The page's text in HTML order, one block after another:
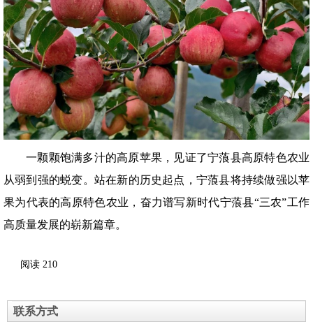
一颗颗饱满多汁的高原苹果，见证了宁蒗县高原特色农业
从弱到强的蜕变。站在新的历史起点，宁蒗县将持续做强以苹
果为代表的高原特色农业，奋力谱写新时代宁蒗县“三农”工作
高质量发展的崭新篇章。
阅读 210
联系方式